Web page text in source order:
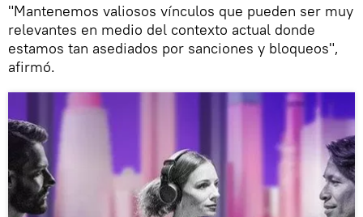
"Mantenemos valiosos vínculos que pueden ser muy
relevantes en medio del contexto actual donde
estamos tan asediados por sanciones y bloqueos",
afirmó.